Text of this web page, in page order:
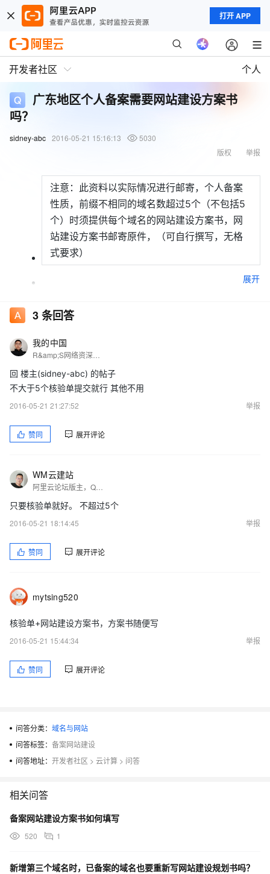
打开 APP
开发者社区 个人
广东地区个人备案需要网站建设方案书
吗？
sidney-abc 2016-05-21 15:16:13
5030
举报
版权
注意：此资料以实际情况进行邮寄，个人备案
性质，前缀不相同的域名数超过5个（不包括5
个）时须提供每个域名的网站建设方案书，网
站建设方案书邮寄原件，（可自行撰写，无格
式要求）
域名，广东地区，请问我是不是只需要邮寄3张核验
展开
3条回答
我的中国
回 楼主(sidney-abc) 的帖子
不大于5个核验单提交就行 其他不用
2016-05-21 21:27:52
举报
赞同 展开评论
WM云建站
只要核验单就好。 不超过5个
2016-05-21 18:14:45
举报
赞同 展开评论
mytsing520
核验单+网站建设方案书，方案书随便写
2016-05-21 15:44:34
举报
赞同 展开评论
问答分类： 域名与网站
问答标签： 备案网站建设
问答地址： 开发者社区 > 云计算 > 问答
相关问答
备案网站建设方案书如何填写
520 1
新增第三个域名时，已备案的域名也要重新写网站建设规划书吗？